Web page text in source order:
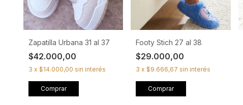
Zapatilla Urbana 31 al 37
$42.000,00
3 x $14.000,00 sin interés
Comprar
Footy Stich 27 al 38
$29.000,00
3 x$9.666,67 sin interés
Comprar